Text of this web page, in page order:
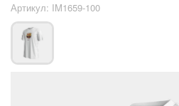
Артикул: IM1659-100